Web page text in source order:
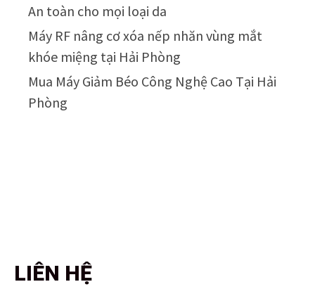
An toàn cho mọi loại da
Máy RF nâng cơ xóa nếp nhăn vùng mắt
khóe miệng tại Hải Phòng
Mua Máy Giảm Béo Công Nghệ Cao Tại Hải
Phòng
LIÊN HỆ